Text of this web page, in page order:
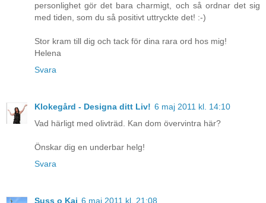
personlighet gör det bara charmigt, och så ordnar det sig
med tiden, som du så positivt uttryckte det! :-)
Stor kram till dig och tack för dina rara ord hos mig!
Helena
Svara
Klokegård - Designa ditt Liv! 6 maj 2011 kl. 14:10
Vad härligt med olivträd. Kan dom övervintra här?
Önskar dig en underbar helg!
Svara
Suss o Kai 6 maj 2011 kl. 21:08